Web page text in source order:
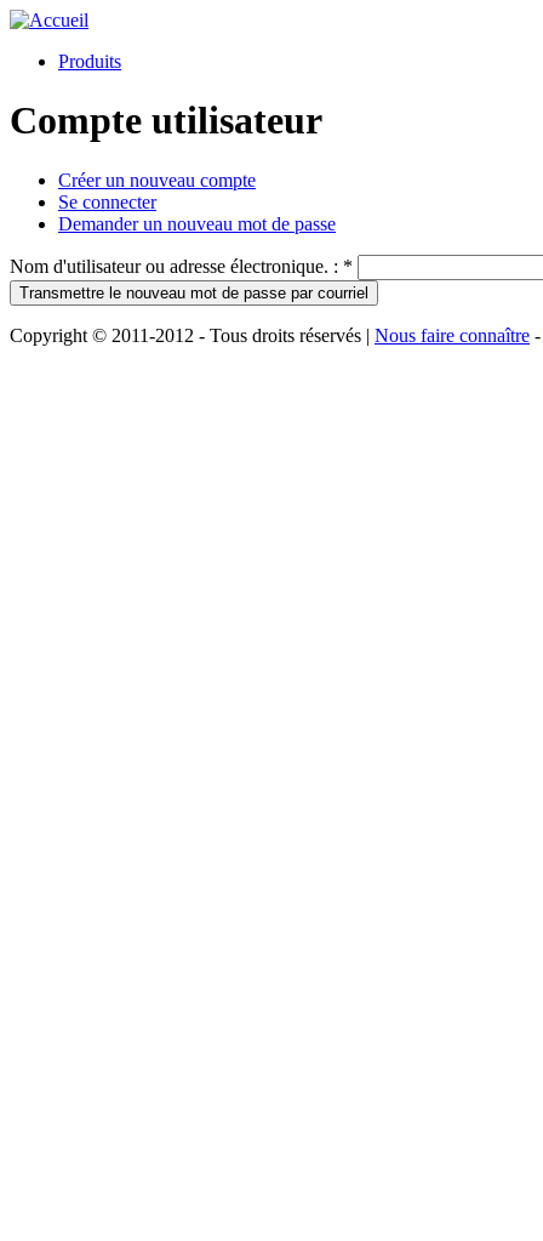
Produits
Compte utilisateur
Créer un nouveau compte
Se connecter
Demander un nouveau mot de passe
Nom d'utilisateur ou adresse électronique. : *
Copyright © 2011-2012 - Tous droits réservés | Nous faire connaître